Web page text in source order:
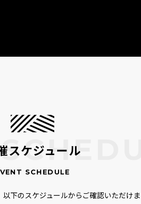
スケジュール
下のスケジュールからご確認いただけ